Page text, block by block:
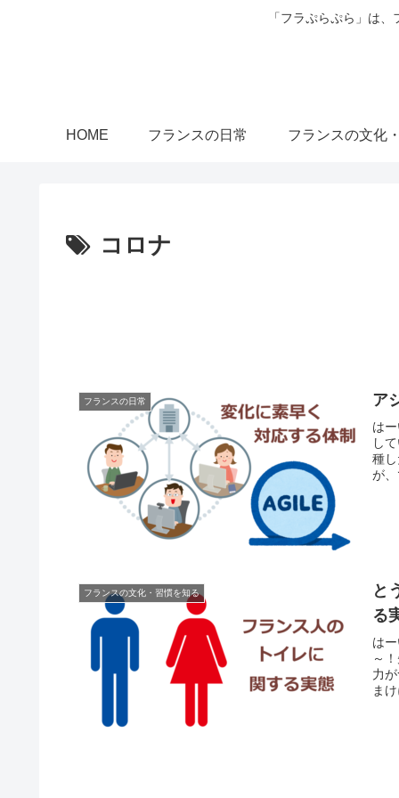
「フラぷらぷら」は
HOME フランスの日常 フランスの文化
コロナ
フランスの日常 ア
は
し
種
が
フランスの文化・習慣を知る
と
る
は
～
力
ま